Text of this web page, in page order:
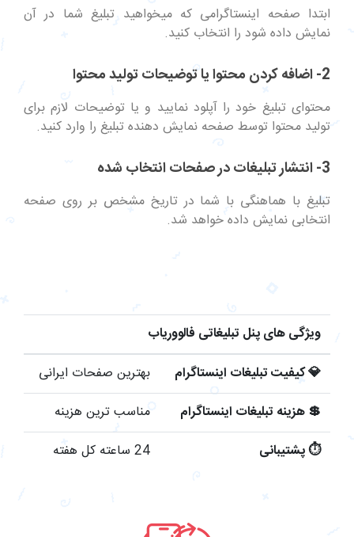
ابتدا صفحه اینستاگرامی که میخواهید تبلیغ شما در آن
نمایش داده شود را انتخاب کنید.
2- اضافه کردن محتوا یا توضیحات تولید محتوا
محتوای تبلیغ خود را آپلود نمایید و یا توضیحات لازم برای
تولید محتوا توسط صفحه نمایش دهنده تبلیغ را وارد کنید.
3- انتشار تبلیغات در صفحات انتخاب شده
تبلیغ با هماهنگی با شما در تاریخ مشخص بر روی صفحه
انتخابی نمایش داده خواهد شد.
ویژگی های پنل تبلیغاتی فالووریاب
💎کیفیت تبلیغات اینستاگرام
بهترین صفحات ایرانی
💲 هزینه تبلیغات اینستاگرام
مناسب ترین هزینه
⏱پشتیبانی 24 ساعته کل هفته